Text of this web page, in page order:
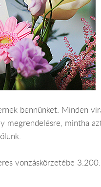
bennünket. Minden
megrendelésre, mintha
vonzáskörzetébe